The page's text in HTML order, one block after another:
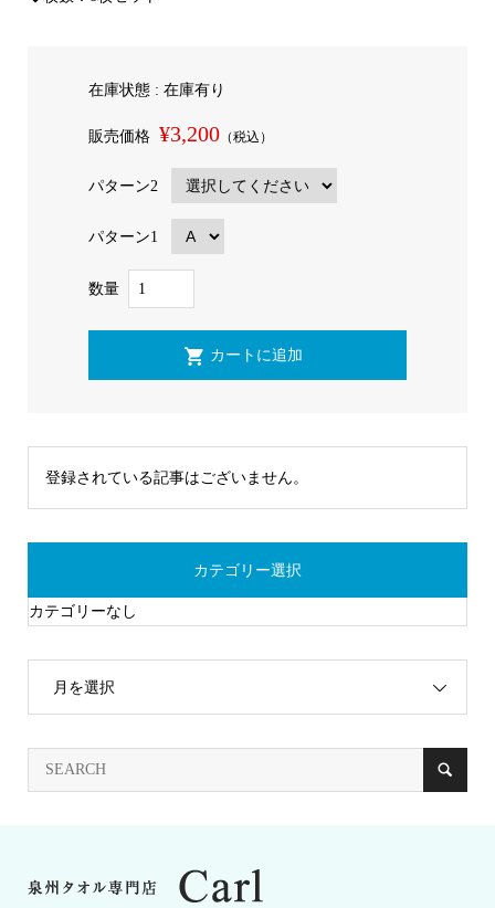
在庫状態 : 在庫有り
販売価格 ¥3,200（税込）
パターン2
パターン1
数量
登録されている記事はございません。
カテゴリー選択
カテゴリーなし
月を選択